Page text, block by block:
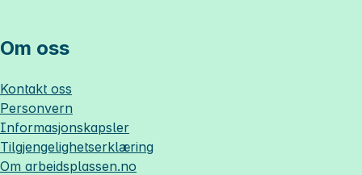
Om oss
Kontakt oss
Personvern
Informasjonskapsler
Tilgjengelighetserklæring
Om arbeidsplassen.no